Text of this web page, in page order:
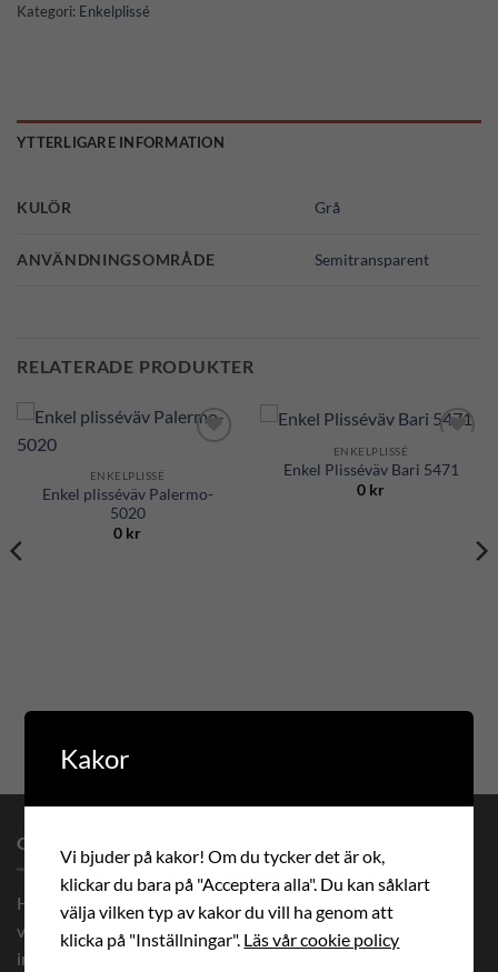
Kategori: Enkelplissé
YTTERLIGARE INFORMATION
KULÖR Grå
ANVÄNDNINGSOMRÅDE Semitransparent
RELATERADE PRODUKTER
ENKELPLISSÉ
Enkel plisséväv Palermo-
5020
0 kr
Wishlist
ENKELPLISSÉ
Enkel Plisséväv Bari 5471
0 kr
OM OSS
Hos oss beställer du måttanpassade premium solskydd och
vävar med prisgaranti. Vi levererar måttanpassade vävar
inom 8 arbetsdagar och solskydd inom 14 arbetsdagar Alla
Kakor
Vi bjuder på kakor! Om du tycker det är ok,
klickar du bara på "Acceptera alla". Du kan såklart
välja vilken typ av kakor du vill ha genom att
klicka på "Inställningar". Läs vår cookie policy